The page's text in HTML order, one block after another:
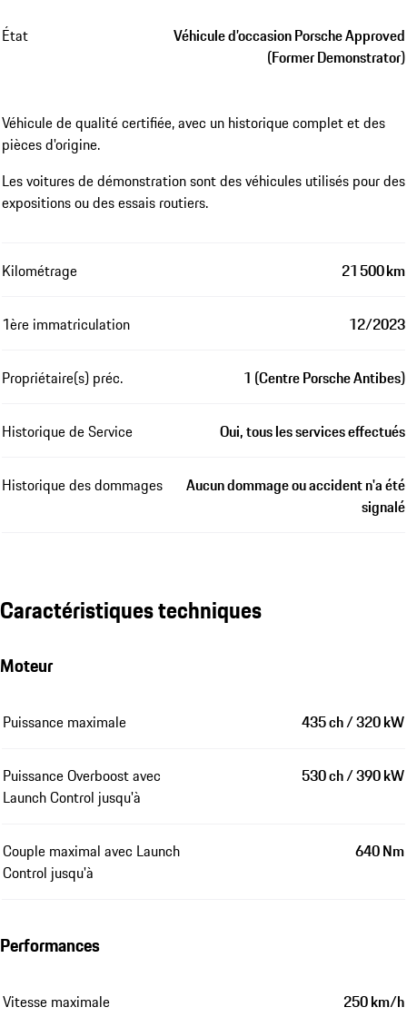
État
Véhicule d’occasion Porsche Approved
(Former Demonstrator)
Véhicule de qualité certifiée, avec un historique complet et des
pièces d'origine.
Les voitures de démonstration sont des véhicules utilisés pour des
expositions ou des essais routiers.
Kilométrage 21 500 km
1ère immatriculation 12/2023
Propriétaire(s) préc. 1 (Centre Porsche Antibes)
Historique de Service Oui, tous les services effectués
Historique des dommages
Aucun dommage ou accident n'a été
signalé
Caractéristiques techniques
Moteur
Puissance maximale 435 ch / 320 kW
Puissance Overboost avec
Launch Control jusqu'à
530 ch / 390 kW
Couple maximal avec Launch
Control jusqu'à
640 Nm
Performances
Vitesse maximale 250 km/h